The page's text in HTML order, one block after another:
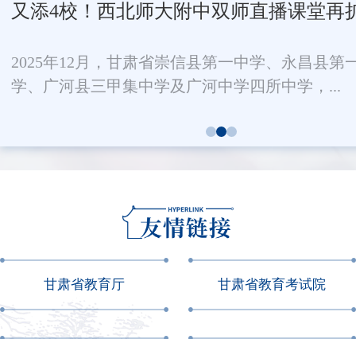
又添4校！西北师大附中双师直播课堂再
2025年12月，甘肃省崇信县第一中学、永昌县第
学、广河县三甲集中学及广河中学四所中学，...
甘肃省教育厅 甘肃省教育考试院